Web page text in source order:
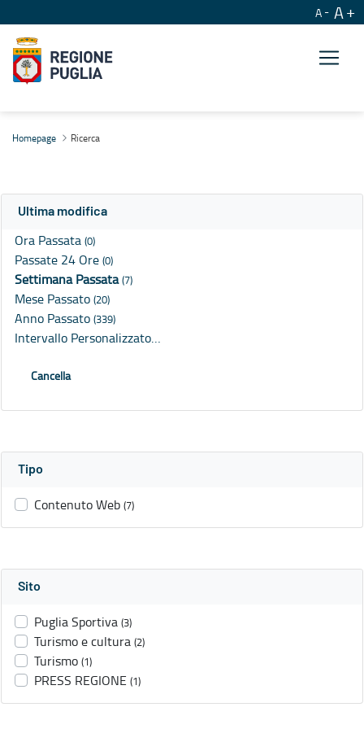
A A
Homepage Ricerca
Ultima modifica
Ora Passata (0)
Passate 24 Ore (0)
Settimana Passata(7)
Mese Passato (20)
Anno Passato (339)
Intervallo Personalizzato…
Cancella
Tipo
Contenuto Web (7)
Sito
Puglia Sportiva (3)
Turismo e cultura (2)
Turismo (1)
PRESS REGIONE (1)